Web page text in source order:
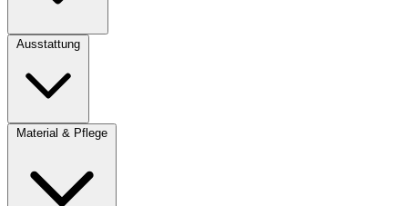
Ausstattung
Material & Pflege